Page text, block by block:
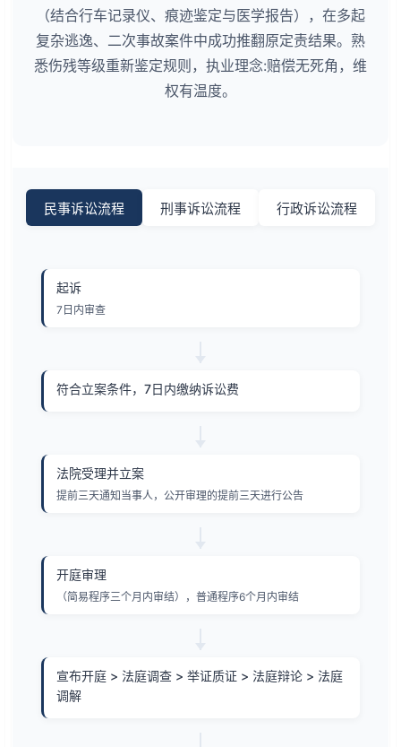
（结合行车记录仪、痕迹鉴定与医学报告），在多起
复杂逃逸、二次事故案件中成功推翻原定责结果。熟
悉伤残等级重新鉴定规则，执业理念:赔偿无死角，维
权有温度。
民事诉讼流程 刑事诉讼流程 行政诉讼流程
起诉
7日内审查
符合立案条件，7日内缴纳诉讼费
法院受理并立案
提前三天通知当事人，公开审理的提前三天进行公告
开庭审理
（简易程序三个月内审结），普通程序6个月内审结
宣布开庭 > 法庭调查 > 举证质证 > 法庭辩论 > 法庭
调解